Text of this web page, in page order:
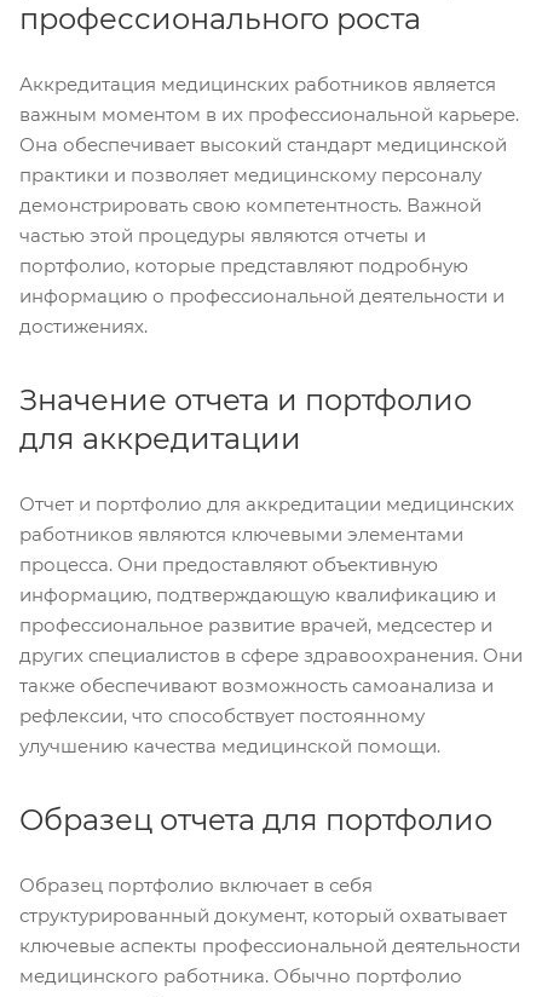
профессионального роста
Аккредитация медицинских работников является
важным моментом в их профессиональной карьере.
Она обеспечивает высокий стандарт медицинской
практики и позволяет медицинскому персоналу
демонстрировать свою компетентность. Важной
частью этой процедуры являются отчеты и
портфолио, которые представляют подробную
информацию о профессиональной деятельности и
достижениях.
Значение отчета и портфолио
для аккредитации
Отчет и портфолио для аккредитации медицинских
работников являются ключевыми элементами
процесса. Они предоставляют объективную
информацию, подтверждающую квалификацию и
профессиональное развитие врачей, медсестер и
других специалистов в сфере здравоохранения. Они
также обеспечивают возможность самоанализа и
рефлексии, что способствует постоянному
улучшению качества медицинской помощи.
Образец отчета для портфолио
Образец портфолио включает в себя
структурированный документ, который охватывает
ключевые аспекты профессиональной деятельности
медицинского работника. Обычно портфолио